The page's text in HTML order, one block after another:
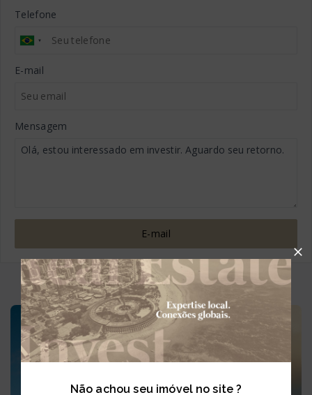
Telefone
E-mail
Mensagem
E-mail
Conheça a cidade João Pessoa
Não achou seu imóvel no site ?